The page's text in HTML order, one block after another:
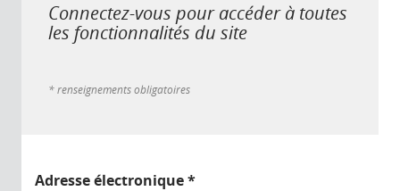
Connectez-vous pour accéder à toutes
les fonctionnalités du site
* renseignements obligatoires
Adresse électronique*